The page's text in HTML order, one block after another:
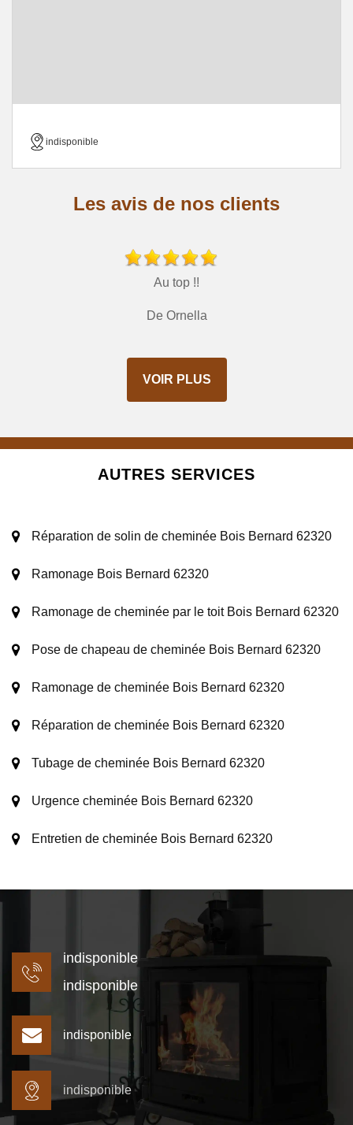
indisponible
Les avis de nos clients
Au top !!
De Ornella
VOIR PLUS
AUTRES SERVICES
Réparation de solin de cheminée Bois Bernard 62320
Ramonage Bois Bernard 62320
Ramonage de cheminée par le toit Bois Bernard 62320
Pose de chapeau de cheminée Bois Bernard 62320
Ramonage de cheminée Bois Bernard 62320
Réparation de cheminée Bois Bernard 62320
Tubage de cheminée Bois Bernard 62320
Urgence cheminée Bois Bernard 62320
Entretien de cheminée Bois Bernard 62320
indisponible
indisponible
indisponible
indisponible